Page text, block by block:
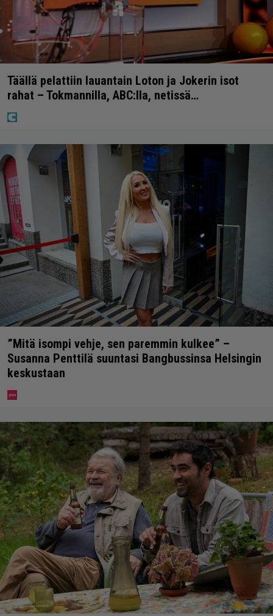
Täällä pelattiin lauantain Loton ja Jokerin isot
rahat – Tokmannilla, ABC:lla, netissä…
”Mitä isompi vehje, sen paremmin kulkee” –
Susanna Penttilä suuntasi Bangbussinsa Helsingin
keskustaan